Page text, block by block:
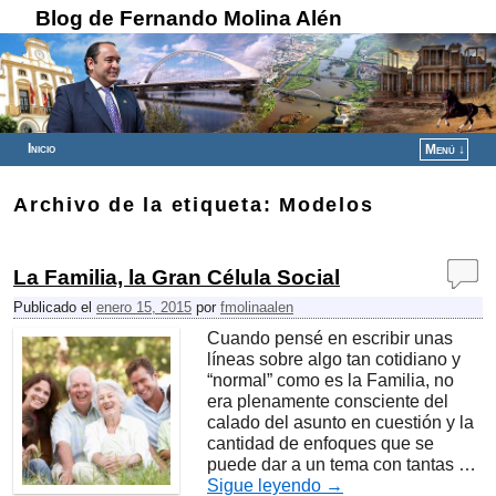
Blog de Fernando Molina Alén
Inicio
Menú ↓
Archivo de la etiqueta: Modelos
La Familia, la Gran Célula Social
Publicado el enero 15, 2015 por fmolinaalen
Cuando pensé en escribir unas
líneas sobre algo tan cotidiano y
“normal” como es la Familia, no
era plenamente consciente del
calado del asunto en cuestión y la
cantidad de enfoques que se
puede dar a un tema con tantas …
Sigue leyendo →